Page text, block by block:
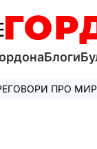
Блоги
ПРО МИР